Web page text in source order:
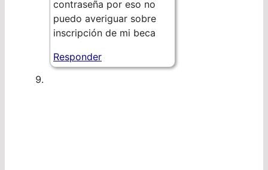
contraseña por eso no
puedo averiguar sobre
inscripción de mi beca
Responder